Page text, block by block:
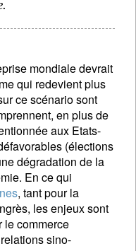
mondiale devrait
qui redevient plus
ce scénario sont
en plus de
aux Etats-
(élections
dégradation de la
En ce qui
, tant pour la
les enjeux sont
le commerce
sino-